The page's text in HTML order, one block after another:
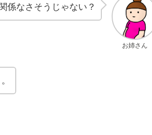
お姉さん
係なさそうじゃない？